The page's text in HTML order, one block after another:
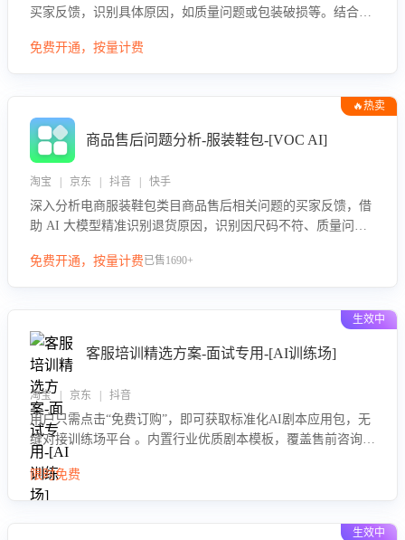
买家反馈，识别具体原因，如质量问题或包装破损等。结合AI
低退款率，提升售后效率。
免费开通，按量计费
🔥热卖
商品售后问题分析-服装鞋包-[VOC AI]
淘宝 | 京东 | 抖音 | 快手
深入分析电商服装鞋包类目商品售后相关问题的买家反馈，借
助 AI 大模型精准识别退货原因，识别因尺码不符、质量问题
商家优化产品或服务，实现销售额的显著提升。
免费开通，按量计费已售1690+
生效中
客服培训精选方案-面试专用-[AI训练场]
淘宝 | 京东 | 抖音
用户只需点击“免费订购”，即可获取标准化AI剧本应用包，无
缝对接训练场平台 。内置行业优质剧本模板，覆盖售前咨询、
售后处理等全场景，消除复杂部署流程，节省90%的初始化时
间，助力企业快速启动智能客服训练
限时免费
生效中